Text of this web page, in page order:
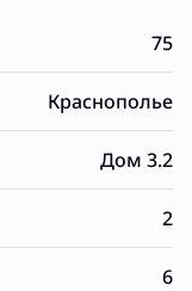
75
Краснополье
Дом 3.2
2
6